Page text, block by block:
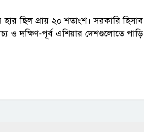
ছিল প্রায় ২০ শতাংশ। সরকারি হিসাব
ও দক্ষিণ-পূর্ব এশিয়ার দেশগুলোতে পাড়ি